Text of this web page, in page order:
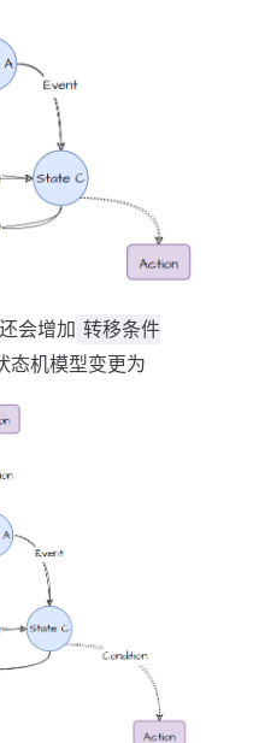
会增加 转移条件
态机模型变更为